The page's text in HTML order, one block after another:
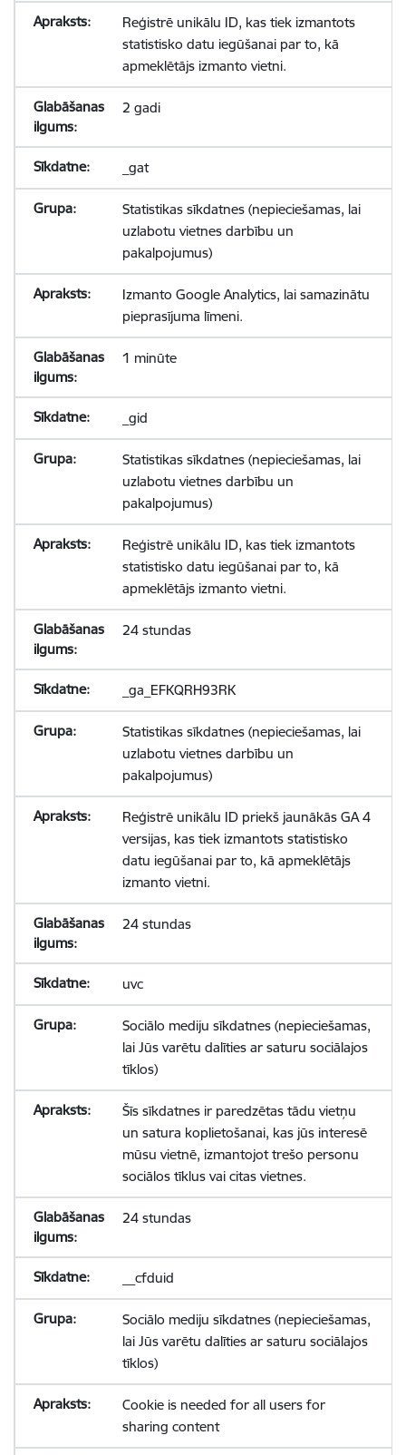
Reģistrē unikālu ID, kas tiek izmantots
statistisko datu iegūšanai par to, kā
apmeklētājs izmanto vietni.
2 gadi
_gat
Statistikas sīkdatnes (nepieciešamas, lai
uzlabotu vietnes darbību un
pakalpojumus)
Izmanto Google Analytics, lai samazinātu
pieprasījuma līmeni.
1 minūte
_gid
Statistikas sīkdatnes (nepieciešamas, lai
uzlabotu vietnes darbību un
pakalpojumus)
Reģistrē unikālu ID, kas tiek izmantots
statistisko datu iegūšanai par to, kā
apmeklētājs izmanto vietni.
24 stundas
_ga_EFKQRH93RK
Statistikas sīkdatnes (nepieciešamas, lai
uzlabotu vietnes darbību un
pakalpojumus)
Reģistrē unikālu ID priekš jaunākās GA 4
versijas, kas tiek izmantots statistisko
datu iegūšanai par to, kā apmeklētājs
izmanto vietni.
24 stundas
uvc
Sociālo mediju sīkdatnes (nepieciešamas,
lai Jūs varētu dalīties ar saturu sociālajos
tīklos)
Šīs sīkdatnes ir paredzētas tādu vietņu
un satura koplietošanai, kas jūs interesē
mūsu vietnē, izmantojot trešo personu
sociālos tīklus vai citas vietnes.
24 stundas
__cfduid
Sociālo mediju sīkdatnes (nepieciešamas,
lai Jūs varētu dalīties ar saturu sociālajos
tīklos)
Cookie is needed for all users for
sharing content